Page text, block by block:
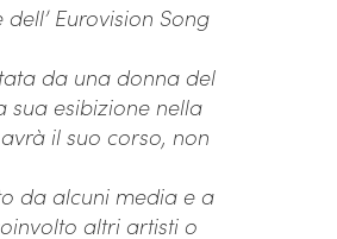
Eurovision Song
da una donna del
esibizione nella
il suo corso, non
da alcuni media e a
altri artisti o